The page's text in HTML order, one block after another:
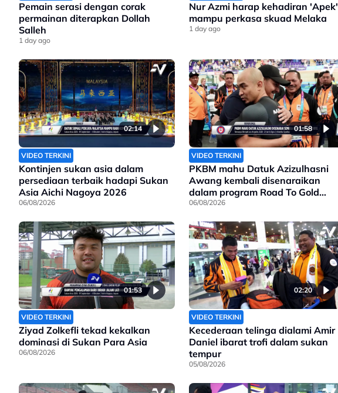
Pemain serasi dengan corak
permainan diterapkan Dollah
Salleh
1 day ago
Nur Azmi harap kehadiran 'Apek'
mampu perkasa skuad Melaka
1 day ago
02:14
VIDEO TERKINI
Kontinjen sukan asia dalam
persediaan terbaik hadapi Sukan
Asia Aichi Nagoya 2026
06/08/2026
01:58
VIDEO TERKINI
PKBM mahu Datuk Azizulhasni
Awang kembali disenaraikan
dalam program Road To Gold
Olimpik 2028
06/08/2026
01:53
VIDEO TERKINI
Ziyad Zolkefli tekad kekalkan
dominasi di Sukan Para Asia
06/08/2026
02:20
VIDEO TERKINI
Kecederaan telinga dialami Amir
Daniel ibarat trofi dalam sukan
tempur
05/08/2026